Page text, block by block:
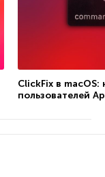
ClickFix в
пользователей